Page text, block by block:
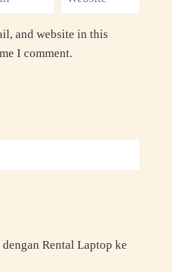
and website in this
I comment.
Rental Laptop ke